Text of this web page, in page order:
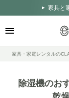
家具と
家具・家電レンタルの
除湿機のお